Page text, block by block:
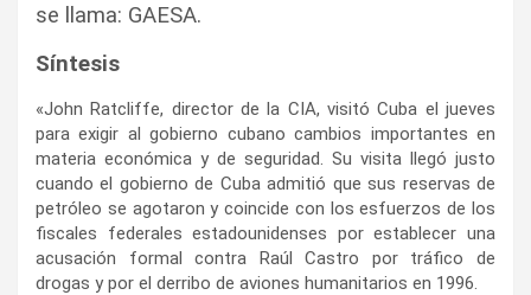
se llama: GAESA.
Síntesis
«John Ratcliffe, director de la CIA, visitó Cuba el jueves
para exigir al gobierno cubano cambios importantes en
materia económica y de seguridad. Su visita llegó justo
cuando el gobierno de Cuba admitió que sus reservas de
petróleo se agotaron y coincide con los esfuerzos de los
fiscales federales estadounidenses por establecer una
acusación formal contra Raúl Castro por tráfico de
drogas y por el derribo de aviones humanitarios en 1996.